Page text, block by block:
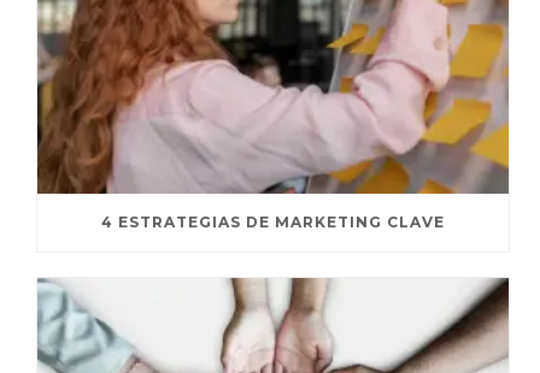
4 ESTRATEGIAS DE MARKETING CLAVE